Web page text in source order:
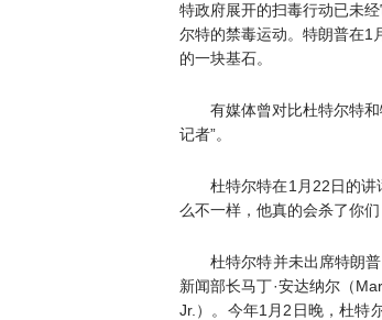
特政府展开的扫毒行动已未
尔特的禁毒运动。特朗普在1
的一块基石。
有媒体曾对比杜特尔特
记者”。
杜特尔特在1月22日的
么不一样，他真的会杀了你们
杜特尔特并未出席特朗
新闻部长马丁·安达纳尔（
Jr.）。今年1月2日晚，杜特